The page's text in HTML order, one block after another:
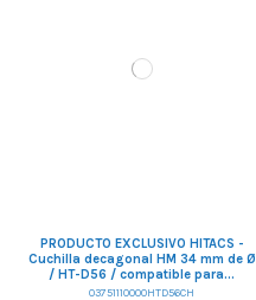
PRODUCTO EXCLUSIVO HITACS -
Cuchilla decagonal HM 34 mm de Ø
/ HT-D56 / compatible para...
03751110000HTD56CH